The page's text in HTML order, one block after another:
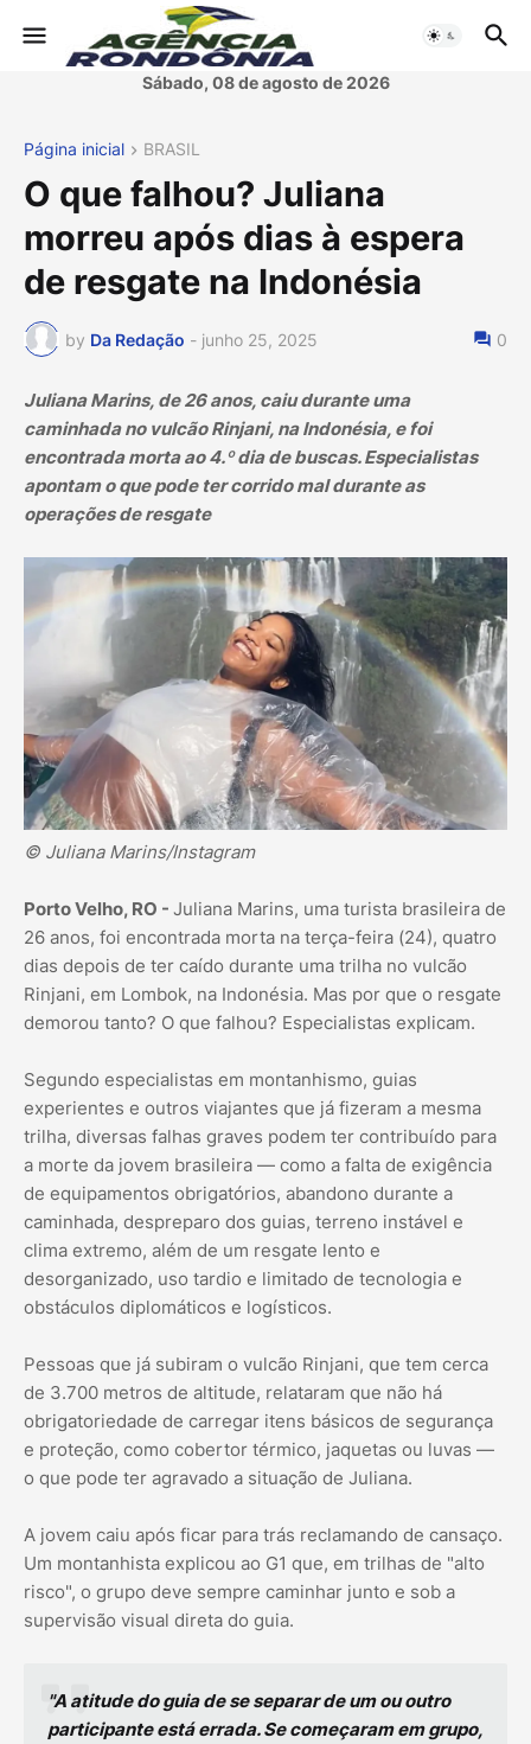
Sábado, 08 de agosto de 2026
Página inicial BRASIL
O que falhou? Juliana
morreu após dias à espera
de resgate na Indonésia
by Da Redação - junho 25, 2025 0
Juliana Marins, de 26 anos, caiu durante uma
caminhada no vulcão Rinjani, na Indonésia, e foi
encontrada morta ao 4.º dia de buscas. Especialistas
apontam o que pode ter corrido mal durante as
operações de resgate
© Juliana Marins/Instagram
Porto Velho, RO - Juliana Marins, uma turista brasileira de
26 anos, foi encontrada morta na terça-feira (24), quatro
dias depois de ter caído durante uma trilha no vulcão
Rinjani, em Lombok, na Indonésia. Mas por que o resgate
demorou tanto? O que falhou? Especialistas explicam.
Segundo especialistas em montanhismo, guias
experientes e outros viajantes que já fizeram a mesma
trilha, diversas falhas graves podem ter contribuído para
a morte da jovem brasileira — como a falta de exigência
de equipamentos obrigatórios, abandono durante a
caminhada, despreparo dos guias, terreno instável e
clima extremo, além de um resgate lento e
desorganizado, uso tardio e limitado de tecnologia e
obstáculos diplomáticos e logísticos.
Pessoas que já subiram o vulcão Rinjani, que tem cerca
de 3.700 metros de altitude, relataram que não há
obrigatoriedade de carregar itens básicos de segurança
e proteção, como cobertor térmico, jaquetas ou luvas —
o que pode ter agravado a situação de Juliana.
A jovem caiu após ficar para trás reclamando de cansaço.
Um montanhista explicou ao G1 que, em trilhas de "alto
risco", o grupo deve sempre caminhar junto e sob a
supervisão visual direta do guia.
"A atitude do guia de se separar de um ou outro
participante está errada. Se começaram em grupo,